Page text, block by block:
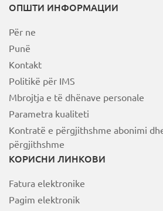
ОПШТИ ИНФОРМАЦИИ
Për ne
Punë
Kontakt
Politikë për IMS
Mbrojtja e të dhënave personale
Parametra kualiteti
Kontratë e përgjithshme abonimi
përgjithshme
КОРИСНИ ЛИНКОВИ
Fatura elektronike
Pagim elektronik